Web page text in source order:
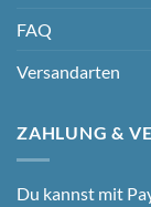
FAQ
Versandarten
ZAHLUNG &
Du kannst mit